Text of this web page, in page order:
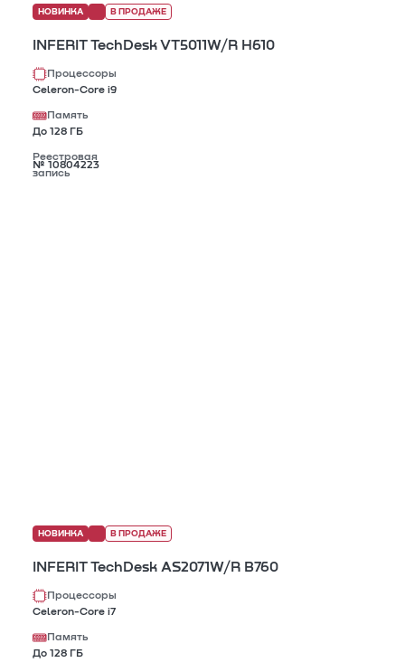
НОВИНКА В ПРОДАЖЕ
INFERIT TechDesk VT5011W/R H610
Процессоры
Celeron-Core i9
Память
До 128 ГБ
Реестровая
запись
№ 10804223
НОВИНКА В ПРОДАЖЕ
INFERIT TechDesk AS2071W/R B760
Процессоры
Celeron-Core i7
Память
До 128 ГБ